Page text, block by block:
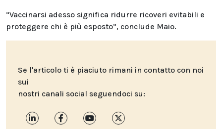
“Vaccinarsi adesso significa ridurre ricoveri evitabili e
proteggere chi è più esposto”, conclude Maio.
Se l'articolo ti è piaciuto rimani in contatto con noi
sui
nostri canali social seguendoci su: